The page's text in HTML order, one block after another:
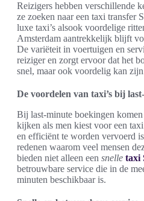
Reizigers hebben verschillende
ze zoeken naar een taxi transfer
luxe taxi’s alsook voordelige
Amsterdam aantrekkelijk blijft
De variëteit in voertuigen en
reiziger en zorgt ervoor dat het
snel, maar ook voordelig kan
De voordelen van taxi’s bij
Bij last-minute boekingen
kijken als men kiest voor een
en efficiënt te worden vervoerd
redenen waarom veel mensen
bieden niet alleen een snelle taxi
betrouwbare service die in de
minuten beschikbaar is.